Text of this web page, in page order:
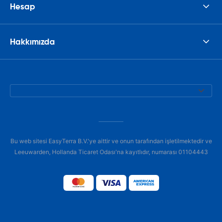
Hesap
Hakkımızda
Bu web sitesi EasyTerra B.V.'ye aittir ve onun tarafından işletilmektedir ve
Leeuwarden, Hollanda Ticaret Odası'na kayıtlıdır, numarası 01104443